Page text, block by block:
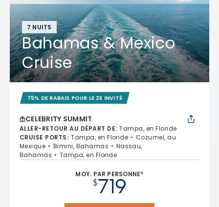
7 NUITS
Bahamas & Mexico
Cruise
75% DE RABAIS POUR LE 2E INVITÉ
CELEBRITY SUMMIT
ALLER-RETOUR AU DÉPART DE: Tampa, en Floride
CRUISE PORTS: Tampa, en Floride
Cozumel, au
Mexique
Bimini, Bahamas
Nassau,
Bahamas
Tampa, en Floride
MOY. PAR PERSONNE*
$719